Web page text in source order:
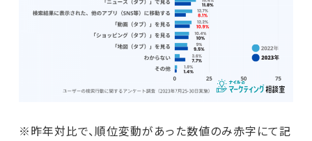
※昨年対比で、順位変動があった数値のみ赤字にて記